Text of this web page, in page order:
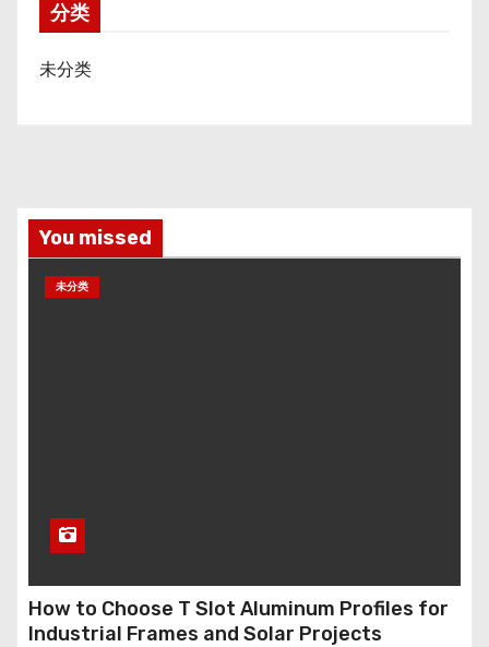
分类
未分类
You missed
未分类
How to Choose T Slot Aluminum Profiles for
Industrial Frames and Solar Projects